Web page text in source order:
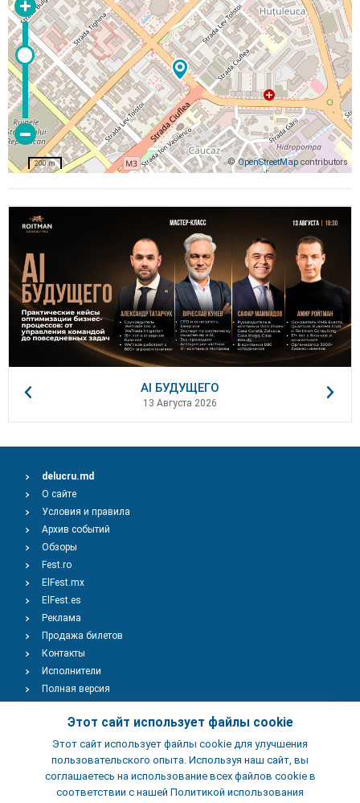
©OpenStreetMap contributors
200 m
AI БУДУЩЕГО
13 Августа 2026
Этот сайт использует файлы cookie
Этот сайт использует файлы cookie для улучшения
пользовательского опыта. Используя наш сайт, вы
соглашаетесь на использование всех файлов cookie в
соответствии с нашей Политикой использования
delucru.md
О сайте
Условия и правила
Архив событий
Обзоры
Fest.ro
ElFest.mx
ElFest.es
Реклама
Продажа билетов
Контакты
Исполнители
Полная версия
Добавить Событие